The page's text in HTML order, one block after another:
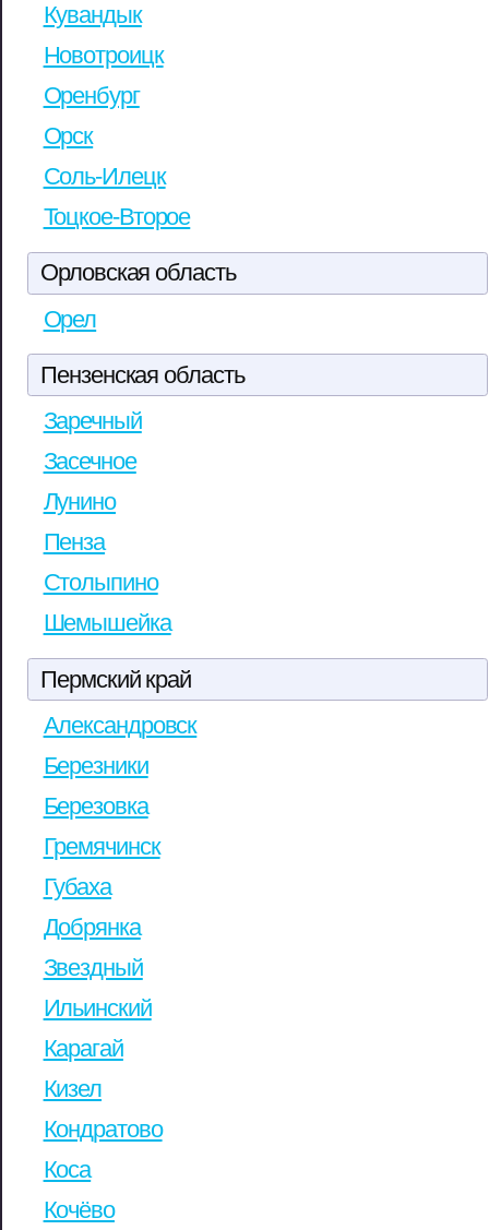
Кувандык
Новотроицк
Оренбург
Орск
Соль-Илецк
Тоцкое-Второе
Орловская область
Орел
Пензенская область
Заречный
Засечное
Лунино
Пенза
Столыпино
Шемышейка
Пермский край
Александровск
Березники
Березовка
Гремячинск
Губаха
Добрянка
Звездный
Ильинский
Карагай
Кизел
Кондратово
Коса
Кочёво